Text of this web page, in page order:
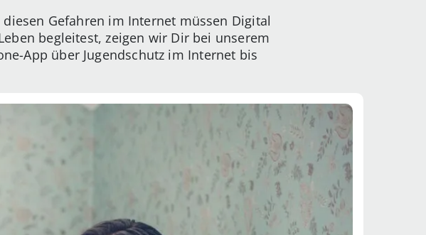
Gefahren im Internet müssen Digital
begleitest, zeigen wir Dir bei unserem
App über Jugendschutz im Internet bis